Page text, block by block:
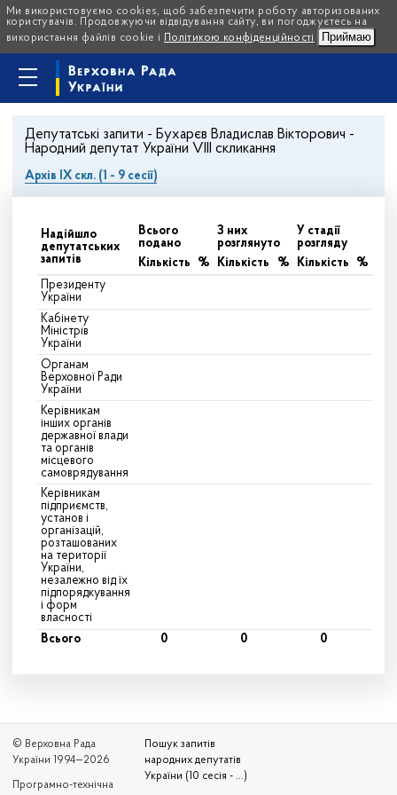
Ми використовуємо cookies, щоб забезпечити роботу авторизованих
користувачів. Продовжуючи відвідування сайту, ви погоджуєтесь на
використання файлів cookie і
Політикою конфіденційності Приймаю
Депутатські запити - Бухарєв Владислав Вікторович -
Народний депутат України VIII скликання
Архів IX скл. (1 - 9 сесії)
Надійшло
депутатських
запитів
Всього
подано
З них
розглянуто
У стадії
розгляду
Кількість
% Кількість % Кількість
%
Президенту
України
Кабінету
Міністрів
України
Органам
Верховної Ради
України
Керівникам
інших органів
державної влади
та органів
місцевого
самоврядування
Керівникам
підприємств,
установ і
організацій,
розташованих
на території
України,
незалежно від їх
підпорядкування
і форм
власності
Всього
0 0 0
© Верховна Рада
України 1994—2026
Програмно-технічна
Пошук запитів
народних депутатів
України (10 сесія - ...)